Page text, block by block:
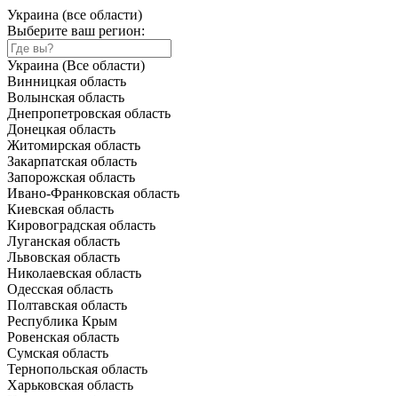
Украина (все области)
Выберите ваш регион:
Украина (Все области)
Винницкая область
Волынская область
Днепропетровская область
Донецкая область
Житомирская область
Закарпатская область
Запорожская область
Ивано-Франковская область
Киевская область
Кировоградская область
Луганская область
Львовская область
Николаевская область
Одесская область
Полтавская область
Республика Крым
Ровенская область
Сумская область
Тернопольская область
Харьковская область